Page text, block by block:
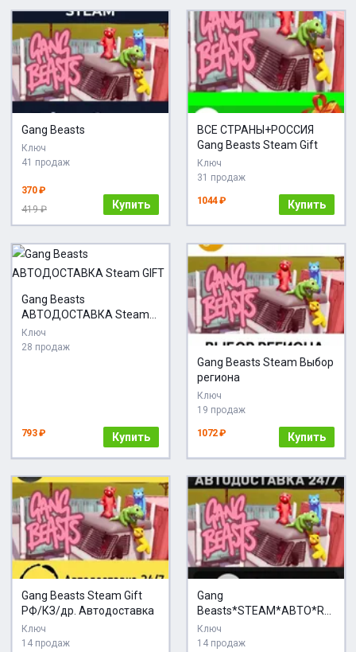
Gang Beasts
Ключ
41 продаж
370 ₽
419 ₽
Купить
ВСЕ СТРАНЫ+РОССИЯ
Gang Beasts Steam Gift
Ключ
31 продаж
1044 ₽ Купить
Gang Beasts
АВТОДОСТАВКА Steam
GIFT
Ключ
28 продаж
793 ₽ Купить
Gang Beasts Steam Выбор
региона
Ключ
19 продаж
1072 ₽ Купить
Gang Beasts Steam Gift
РФ/КЗ/др. Автодоставка
Ключ
14 продаж
Gang
Beasts*STEAM*АВТО*RU
/UA/KZ/СНГ
Ключ
14 продаж